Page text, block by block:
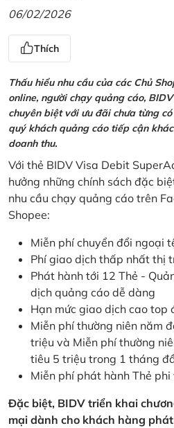
06/02/2026
Thích
Thấu hiểu nhu cầu của các Chủ
online, người chạy quảng cáo,
chuyên biệt với ưu đãi chưa từng
quý khách quảng cáo tiếp cận
doanh thu.
Với thẻ BIDV Visa Debit
hưởng những chính sách đặc
nhu cầu chạy quảng cáo trên
Shopee:
Miễn phí chuyển đổi ngoại
Phí giao dịch thấp nhất thị
Phát hành tới 12 Thẻ -
dịch quảng cáo dễ dàng
Hạn mức giao dịch cao top
Miễn phí thường niên năm
triệu và Miễn phí thường
tiêu 5 triệu trong 1 tháng
Miễn phí phát hành Thẻ
Đặc biệt, BIDV triển khai
mại dành cho khách hàng